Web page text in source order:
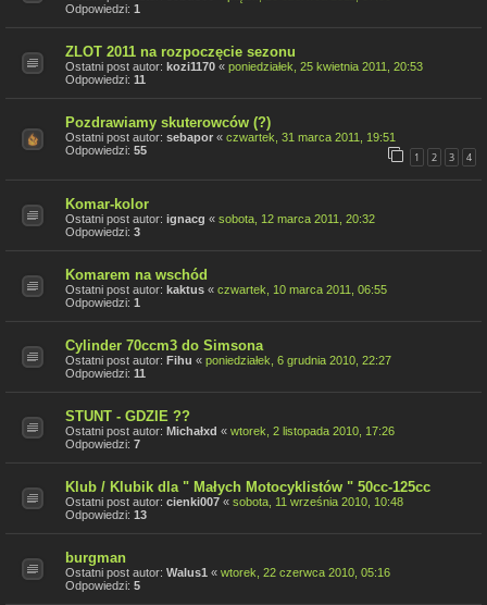
Odpowiedzi: 1
ZLOT 2011 na rozpoczęcie sezonu
Ostatni post autor: kozi1170 « poniedziałek, 25 kwietnia 2011, 20:53
Odpowiedzi: 11
Pozdrawiamy skuterowców (?)
Ostatni post autor: sebapor « czwartek, 31 marca 2011, 19:51
Odpowiedzi: 55 1 2 3 4
Komar-kolor
Ostatni post autor: ignacg « sobota, 12 marca 2011, 20:32
Odpowiedzi: 3
Komarem na wschód
Ostatni post autor: kaktus « czwartek, 10 marca 2011, 06:55
Odpowiedzi: 1
Cylinder 70ccm3 do Simsona
Ostatni post autor: Fihu « poniedziałek, 6 grudnia 2010, 22:27
Odpowiedzi: 11
STUNT - GDZIE ??
Ostatni post autor: Michałxd « wtorek, 2 listopada 2010, 17:26
Odpowiedzi: 7
Klub / Klubik dla " Małych Motocyklistów " 50cc-125cc
Ostatni post autor: cienki007 « sobota, 11 września 2010, 10:48
Odpowiedzi: 13
burgman
Ostatni post autor: Walus1 « wtorek, 22 czerwca 2010, 05:16
Odpowiedzi: 5